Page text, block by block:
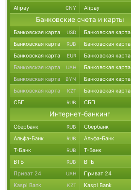
Alipay CNY Alipay
Банковские счета и карты
Банковская карта USD Банковская карта
Банковская карта RUB Банковская карта
Банковская карта EUR Банковская карта
Банковская карта UAH Банковская карта
Банковская карта BYN Банковская карта
Банковская карта KZT Банковская карта
СБП RUB СБП
Интернет-банкинг
Сбербанк RUB Сбербанк
Альфа-Банк RUB Альфа-Банк
Т-Банк RUB Т-Банк
ВТБ RUB ВТБ
Приват 24 UAH Приват 24
Kaspi Bank KZT Kaspi Bank